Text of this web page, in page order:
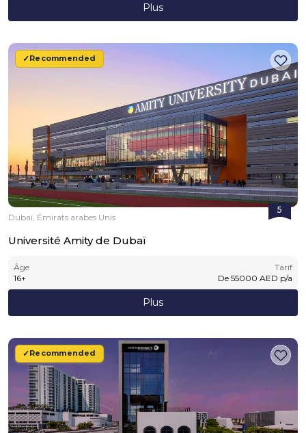
Plus
Recommended
5
Dubaï, Émirats arabes Unis
Université Amity de Dubaï
Âge
16+
Tarif
De 55000 AED p/a
Plus
Recommended